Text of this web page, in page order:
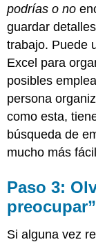
podrías o no
guardar
trabajo. Puede
Excel para
posibles
persona
como esta,
búsqueda de
mucho más
Paso 3:
preocupar”
Si alguna vez